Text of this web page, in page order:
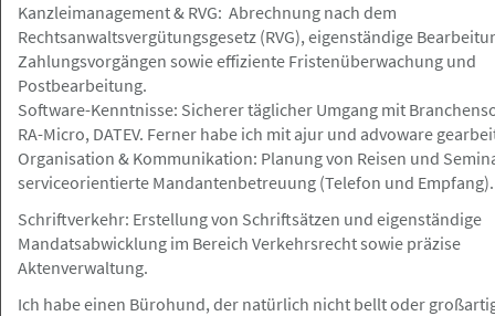
Hamburg Angebot
23.07.2026
Arbeitsrecht Rechtsanwälte w/m/d mit
(erster) Berufserfahrung oder
Berufseinsteiger w/m/d
Kanzleimanagement & RVG: Abrechnung nach dem
Rechtsanwaltsvergütungsgesetz (RVG), eigenständige
Zahlungsvorgängen sowie effiziente Fristenüberwachung und
Postbearbeitung.
Software-Kenntnisse: Sicherer täglicher Umgang mit
RA-Micro, DATEV. Ferner habe ich mit ajur und advoware
Organisation & Kommunikation: Planung von Reisen und
serviceorientierte Mandantenbetreuung (Telefon und Empfang).
Schriftverkehr: Erstellung von Schriftsätzen und eigenständige
Mandatsabwicklung im Bereich Verkehrsrecht sowie präzise
Aktenverwaltung.
Ich habe einen Bürohund, der natürlich nicht bellt oder